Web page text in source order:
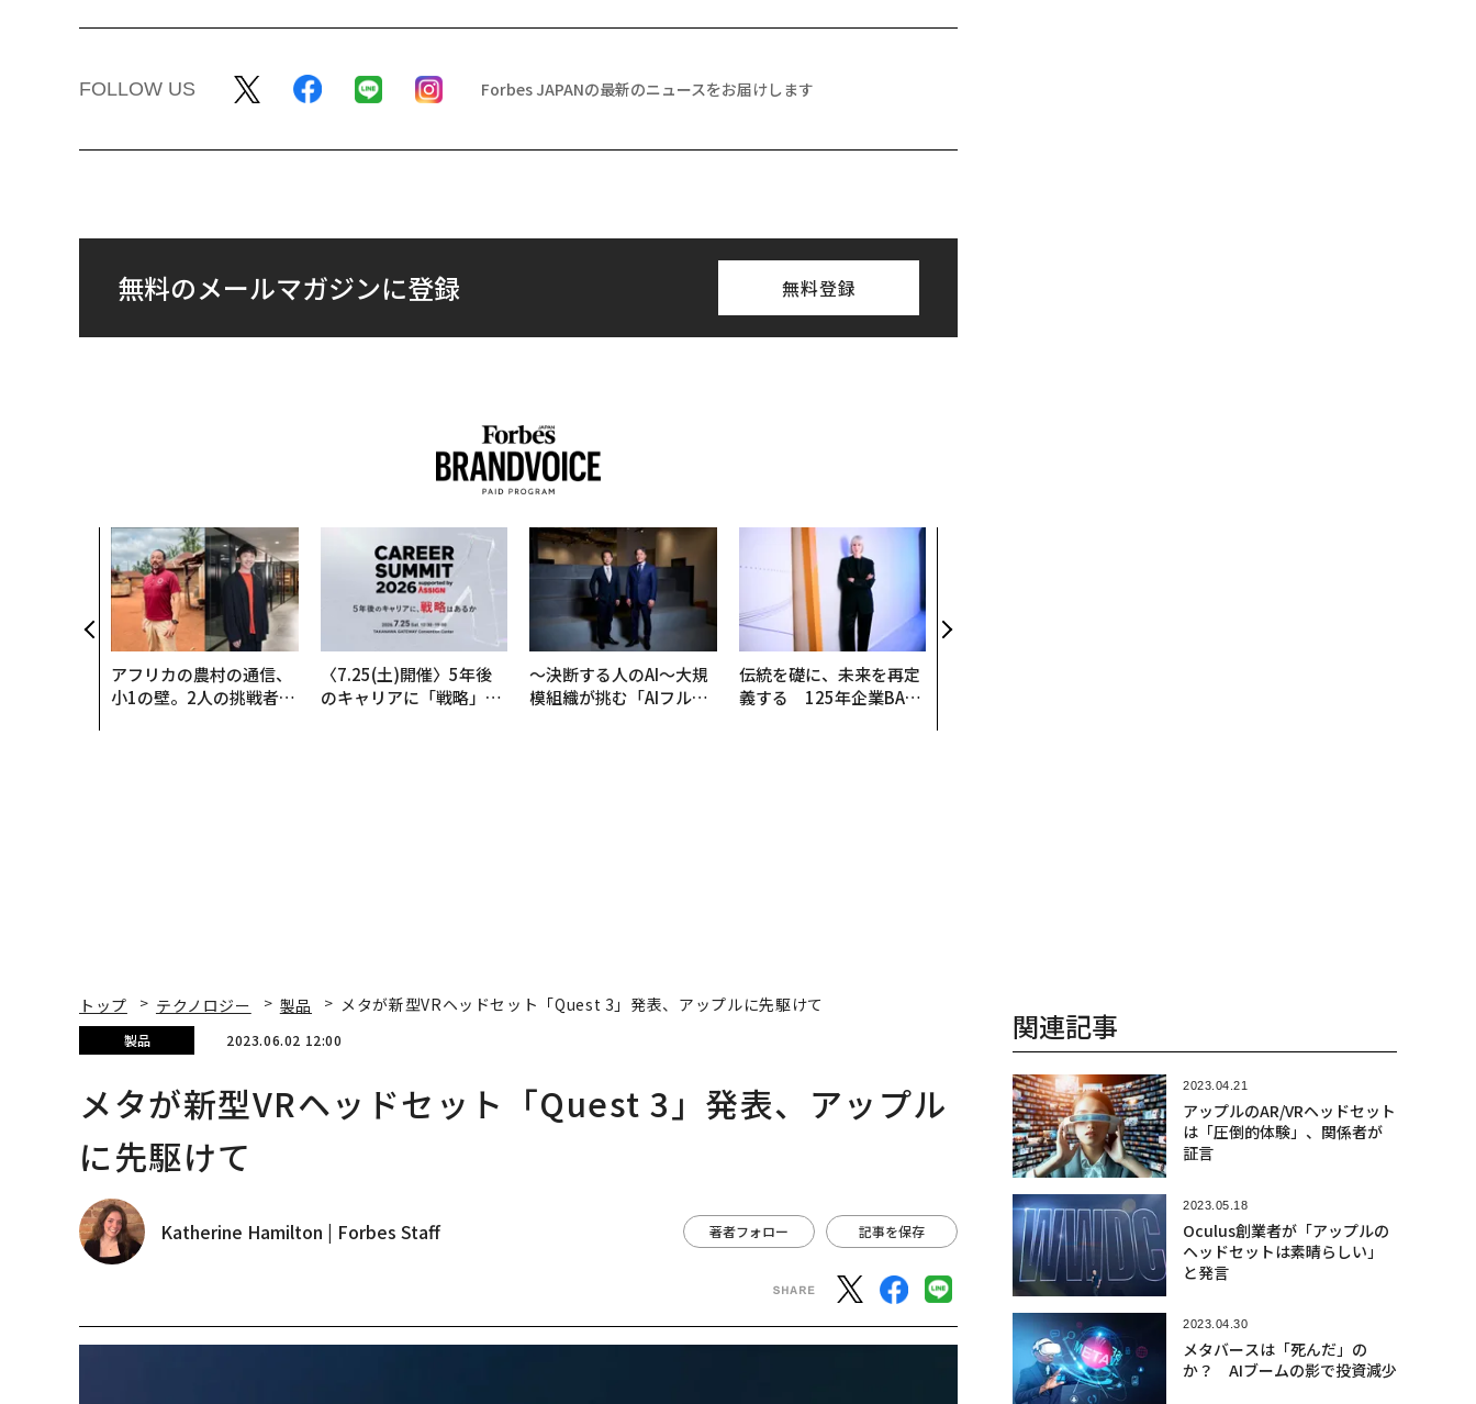
FOLLOW US Forbes JAPANの最新のニュースをお届けします
無料のメールマガジンに登録 無料登録
アフリカの農村の通信、
小1の壁。2人の挑戦者が
〈7.25(土)開催〉5年後
のキャリアに「戦略」は
〜決断する人のAI〜大規
模組織が挑む「AIフル実
伝統を礎に、未来を再定
義する 125年企業BAT
×PwC】
トップ テクノロジー 製品 メタが新型VRヘッドセット「Quest 3」発表、アップルに先駆けて
製品 2023.06.02 12:00
メタが新型VRヘッドセット「Quest 3」発表、アップル
に先駆けて
Katherine Hamilton | Forbes Staff 著者フォロー 記事を保存
関連記事
2023.04.21
アップルのAR/VRヘッドセット
は「圧倒的体験」、関係者が
証言
2023.05.18
Oculus創業者が「アップルの
ヘッドセットは素晴らしい」
と発言
2023.04.30
メタバースは「死んだ」の
か？ AIブームの影で投資減少